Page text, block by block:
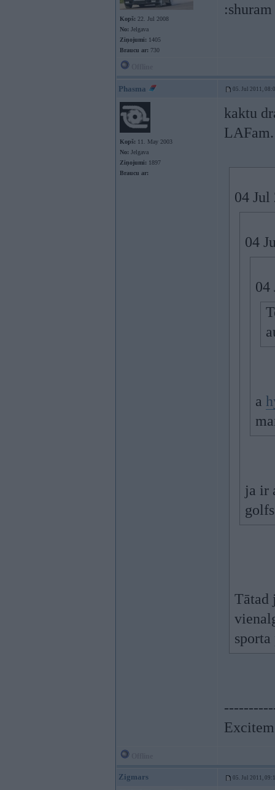
Kopš: 22. Jul 2008
No: Jelgava
Ziņojumi: 1405
Braucu ar: 730
Phasma 05. Jul 2011,
Kopš: 11. May 2003
No: Jelgava
Ziņojumi: 1897
Braucu ar:
kaktu
LAFam.
04 Jul
04
04
a
ja ir
Tātad
Zigmars 05. Jul 2011,